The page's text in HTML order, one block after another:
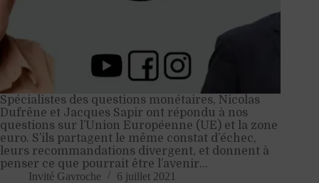
Spécialistes des questions monétaires, Nicolas
Dufrêne et Jacques Sapir ont répondu à nos
questions sur l’Union Européenne (UE) et la zone
euro. S’ils partagent le même constat d’échec,
leurs recommandations divergent, et donnent à
penser ce que pourrait être l’avenir…
Invité Gavroche 6 juillet 2021